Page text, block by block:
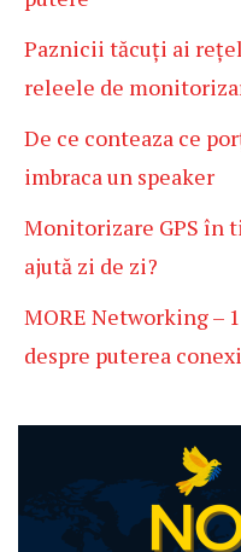
Paznicii tăcuți ai
releele de
De ce conteaza ce
imbraca un speaker
Monitorizare GPS în
ajută zi de zi?
MORE Networking –
despre puterea